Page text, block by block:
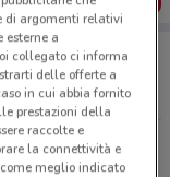
di argomenti relativi
a
collegato ci informa
delle offerte a
in cui abbia fornito
prestazioni della
raccolte e
la connettività e
meglio indicato